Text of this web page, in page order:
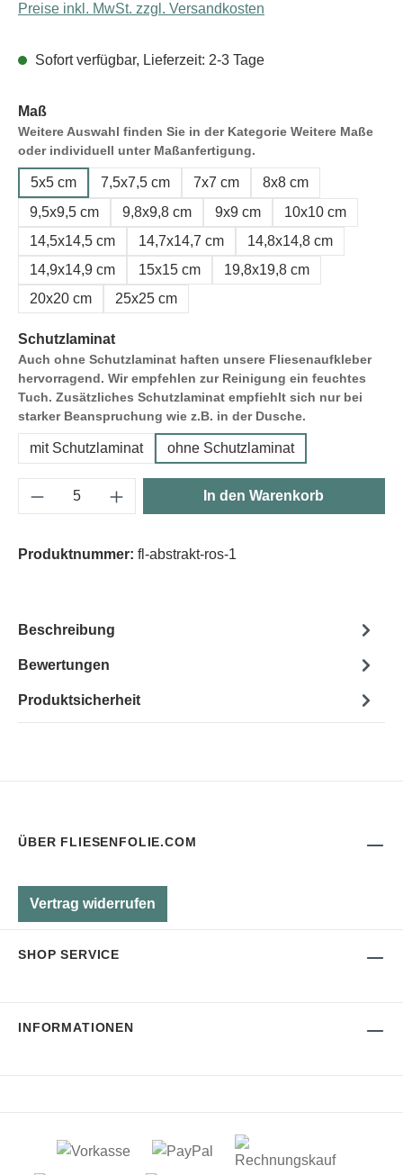
Preise inkl. MwSt. zzgl. Versandkosten
Sofort verfügbar, Lieferzeit: 2-3 Tage
Maß
Weitere Auswahl finden Sie in der Kategorie Weitere Maße
oder individuell unter Maßanfertigung.
5x5 cm 7,5x7,5 cm 7x7 cm
8x8 cm
9,5x9,5 cm
9,8x9,8 cm 9x9 cm
10x10 cm
14,5x14,5 cm
14,7x14,7 cm
14,8x14,8 cm
14,9x14,9 cm
15x15 cm
19,8x19,8 cm
20x20 cm
25x25 cm
Schutzlaminat
Auch ohne Schutzlaminat haften unsere Fliesenaufkleber
hervorragend. Wir empfehlen zur Reinigung ein feuchtes
Tuch. Zusätzliches Schutzlaminat empfiehlt sich nur bei
starker Beanspruchung wie z.B. in der Dusche.
mit Schutzlaminat ohne Schutzlaminat
Produkt Anzahl: Gib den gewünschten
In den Warenkorb
Produktnummer: fl-abstrakt-ros-1
Beschreibung
Bewertungen
Produktsicherheit
ÜBER FLIESENFOLIE.COM
Vertrag widerrufen
SHOP SERVICE
INFORMATIONEN